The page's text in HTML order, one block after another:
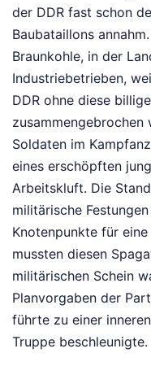
der DDR fast schon
Baubataillons
Braunkohle, in der
Industriebetrieben,
DDR ohne diese
zusammengebrochen
Soldaten im
eines erschöpften
Arbeitskluft. Die
militärische
Knotenpunkte für
mussten diesen
militärischen Schein
Planvorgaben der
führte zu einer
Truppe beschleunigte.